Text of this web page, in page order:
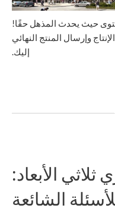
حيث يحدث المذهل حقًا!
وإرسال المنتج النهائي
إليك.
ثلاثي الأبعاد:
الشائعة